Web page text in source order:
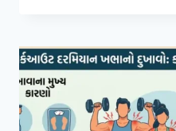
સુરક્ષિત
રિકવરી
સંપૂર્ણ
માર્ગદર્શિકા